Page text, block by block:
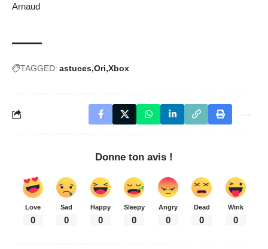
Arnaud
TAGGED: astuces Ori Xbox
Donne ton avis !
Love
0
Sad
0
Happy
0
Sleepy
0
Angry
0
Dead
0
Wink
0